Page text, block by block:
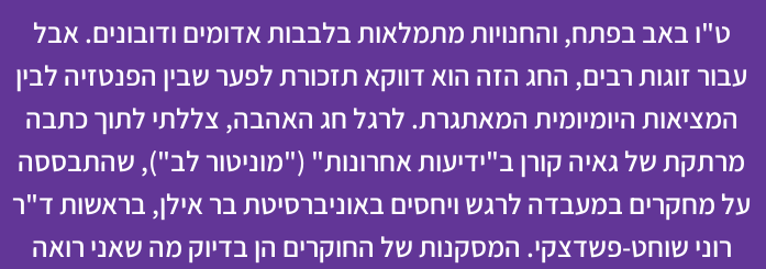
ט"ו באב בפתח, והחנויות מתמלאות בלבבות אדומים ודובונים. אבל
עבור זוגות רבים, החג הזה הוא דווקא תזכורת לפער שבין הפנטזיה לבין
המציאות היומיומית המאתגרת. לרגל חג האהבה, צללתי לתוך כתבה
מרתקת של גאיה קורן ב"ידיעות אחרונות" ("מוניטור לב"), שהתבססה
על מחקרים במעבדה לרגש ויחסים באוניברסיטת בר אילן, בראשות ד"ר
רוני שוחט-פשדצקי. המסקנות של החוקרים הן בדיוק מה שאני רואה